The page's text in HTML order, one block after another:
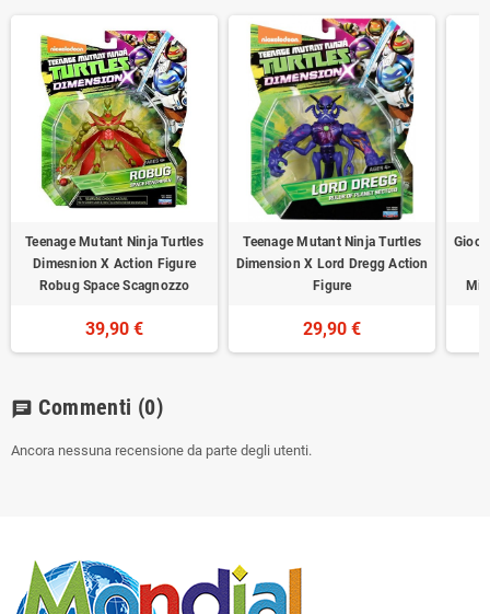
Teenage Mutant Ninja Turtles
Dimesnion X Action Figure
Robug Space Scagnozzo
39,90 €
Teenage Mutant Ninja Turtles
Dimension X Lord Dregg Action
Figure
29,90 €
chat Commenti (0)
Ancora nessuna recensione da parte degli utenti.